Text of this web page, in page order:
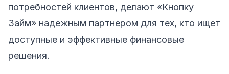
потребностей клиентов, делают «Кнопку
Займ» надежным партнером для тех, кто ищет
доступные и эффективные финансовые
решения.